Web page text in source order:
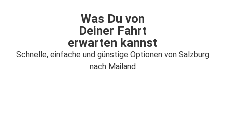
Was Du von
Deiner Fahrt
erwarten kannst
Schnelle, einfache und günstige Optionen von Salzburg
nach Mailand